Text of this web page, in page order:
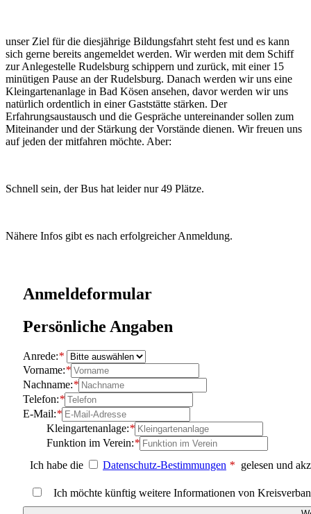
unser Ziel für die diesjährige Bildungsfahrt steht fest und es kann
sich gerne bereits angemeldet werden. Wir werden mit dem Schiff
zur Anlegestelle Rudelsburg schippern und zurück, mit einer 15
minütigen Pause an der Rudelsburg. Danach werden wir uns eine
Kleingartenanlage in Bad Kösen ansehen, davor werden wir uns
natürlich ordentlich in einer Gaststätte stärken. Der
Erfahrungsaustausch und die Gespräche untereinander sollen zum
Miteinander und der Stärkung der Vorstände dienen. Wir freuen uns
auf jeden der mitfahren möchte. Aber:
Schnell sein, der Bus hat leider nur 49 Plätze.
Nähere Infos gibt es nach erfolgreicher Anmeldung.
Anmeldeformular
Persönliche Angaben
Anrede:*
Vorname:*
Nachname:*
Telefon:*
E-Mail:*
Kleingartenanlage:*
Funktion im Verein:*
Ich habe die
Datenschutz-Bestimmungen * gelesen und
Ich möchte künftig weitere Informationen von